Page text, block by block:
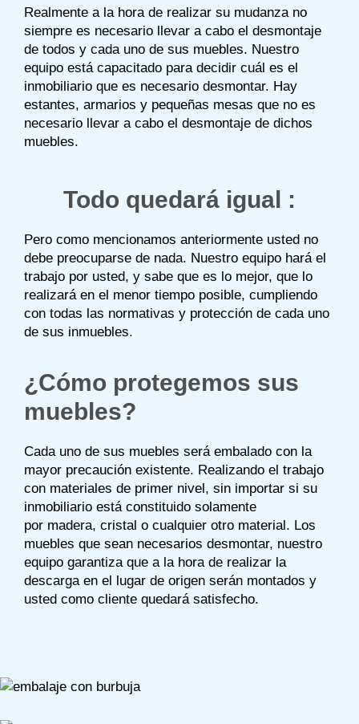
Realmente a la hora de realizar su mudanza no
siempre es necesario llevar a cabo el desmontaje
de todos y cada uno de sus muebles. Nuestro
equipo está capacitado para decidir cuál es el
inmobiliario que es necesario desmontar. Hay
estantes, armarios y pequeñas mesas que no es
necesario llevar a cabo el desmontaje de dichos
muebles.
Todo quedará igual :
Pero como mencionamos anteriormente usted no
debe preocuparse de nada. Nuestro equipo hará el
trabajo por usted, y sabe que es lo mejor, que lo
realizará en el menor tiempo posible, cumpliendo
con todas las normativas y protección de cada uno
de sus inmuebles.
¿Cómo protegemos sus
muebles?
Cada uno de sus muebles será embalado con la
mayor precaución existente. Realizando el trabajo
con materiales de primer nivel, sin importar si su
inmobiliario está constituido solamente
por madera, cristal o cualquier otro material. Los
muebles que sean necesarios desmontar, nuestro
equipo garantiza que a la hora de realizar la
descarga en el lugar de origen serán montados y
usted como cliente quedará satisfecho.